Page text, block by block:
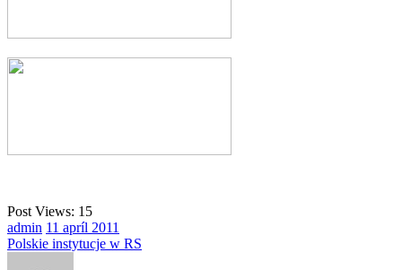
Post Views: 15
admin 11 apríl 2011
Polskie instytucje w RS